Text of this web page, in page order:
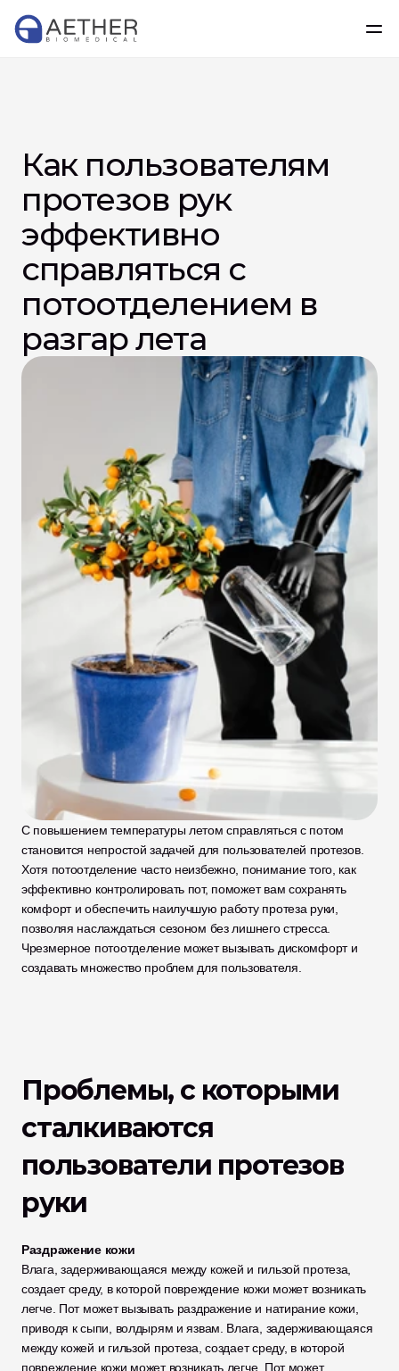
Как пользователям
протезов рук
эффективно
справляться с
потоотделением в
разгар лета
С повышением температуры летом справляться с потом
становится непростой задачей для пользователей протезов.
Хотя потоотделение часто неизбежно, понимание того, как
эффективно контролировать пот, поможет вам сохранять
комфорт и обеспечить наилучшую работу протеза руки,
позволяя наслаждаться сезоном без лишнего стресса.
Чрезмерное потоотделение может вызывать дискомфорт и
создавать множество проблем для пользователя.
Проблемы, с которыми
сталкиваются
пользователи протезов
руки
Раздражение кожи
Влага, задерживающаяся между кожей и гильзой протеза,
создает среду, в которой повреждение кожи может возникать
легче. Пот может вызывать раздражение и натирание кожи,
приводя к сыпи, волдырям и язвам. Влага, задерживающаяся
между кожей и гильзой протеза, создает среду, в которой
повреждение кожи может возникать легче. Пот может